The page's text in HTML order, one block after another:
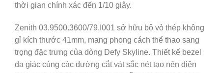
thời gian chính xác đến 1/10 giây.
Zenith 03.9500.3600/79.I001 sở hữu bộ vỏ thép không
gỉ kích thước 41mm, mang phong cách thể thao sang
trọng đặc trưng của dòng Defy Skyline. Thiết kế bezel
đa giác cùng các đường cắt vát sắc nét tạo nên diện